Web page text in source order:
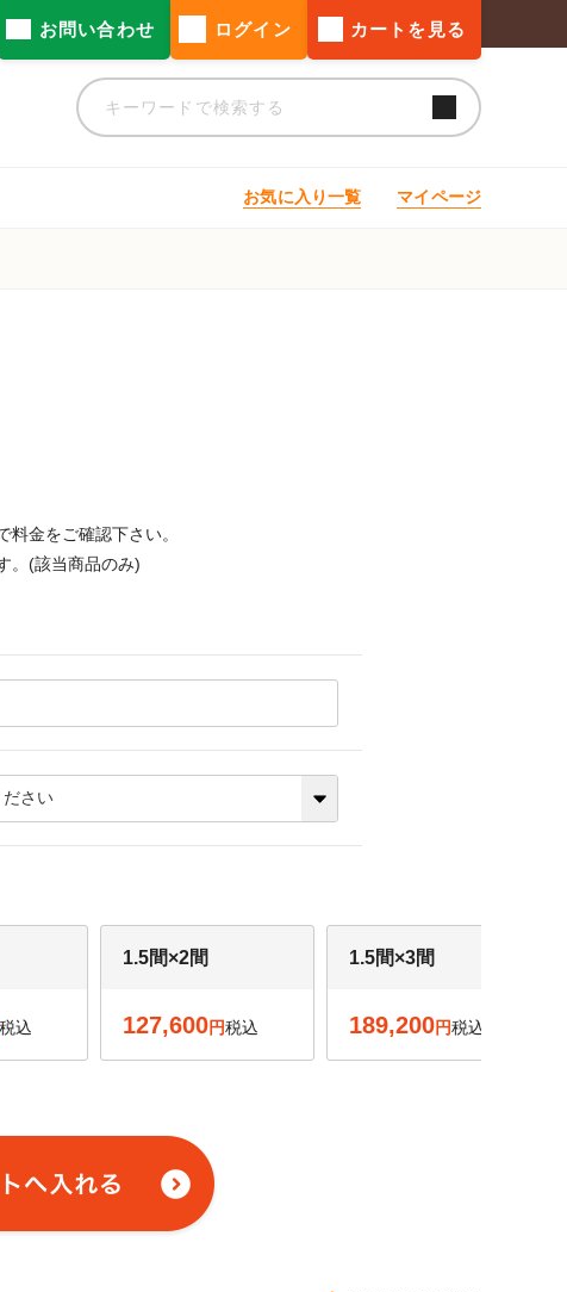
お問い合わせ ログイン カートを見る
お気に入り一覧 マイページ
金をご確認下さい。
。(該当商品のみ)
税込
1.5間×2間
127,600 税込
1.5間×3間
189,200 税込